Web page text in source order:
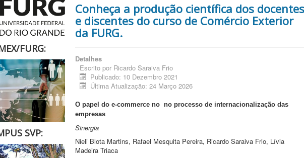
FURG:
SVP:
Conheça a produção científica dos docentes
e discentes do curso de Comércio Exterior
da FURG.
Detalhes
Escrito por Ricardo Saraiva Frio
Publicado: 10 Dezembro 2021
Última Atualização: 24 Março 2026
O papel do e-commerce no no processo de internacionalização das
empresas
Sinergia
Nieli Blota Martins, Rafael Mesquita Pereira, Ricardo Saraiva Frio, Lívia
Madeira Triaca